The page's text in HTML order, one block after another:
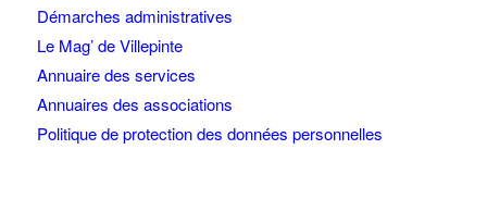
Démarches administratives
Le Mag’ de Villepinte
Annuaire des services
Annuaires des associations
Politique de protection des données personnelles